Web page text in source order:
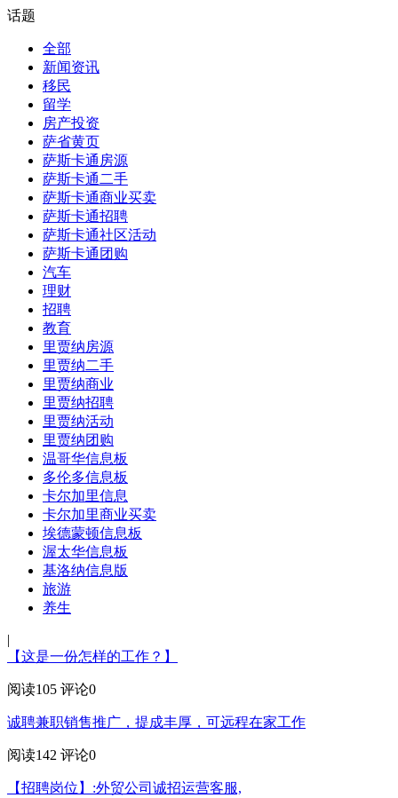
话题
全部
新闻资讯
移民
留学
房产投资
萨省黄页
萨斯卡通房源
萨斯卡通二手
萨斯卡通商业买卖
萨斯卡通招聘
萨斯卡通社区活动
萨斯卡通团购
汽车
理财
招聘
教育
里贾纳房源
里贾纳二手
里贾纳商业
里贾纳招聘
里贾纳活动
里贾纳团购
温哥华信息板
多伦多信息板
卡尔加里信息
卡尔加里商业买卖
埃德蒙顿信息板
渥太华信息板
基洛纳信息版
旅游
养生
|
【这是一份怎样的工作？】
阅读105 评论0
诚聘兼职销售推广，提成丰厚，可远程在家工作
阅读142 评论0
【招聘岗位】:外贸公司诚招运营客服,